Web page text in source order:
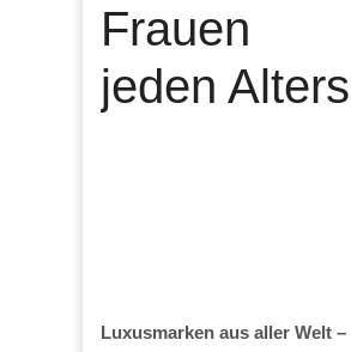
Frauen
jeden Alters
Luxusmarken aus aller Welt –